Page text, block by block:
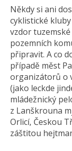
Někdy si ani
cyklistické
vzdor
pozemních
připravit. A co
případě měst
organizátorů o
(jako leckde
mládežnický
z Lanškrouna
Orlicí, Českou
záštitou